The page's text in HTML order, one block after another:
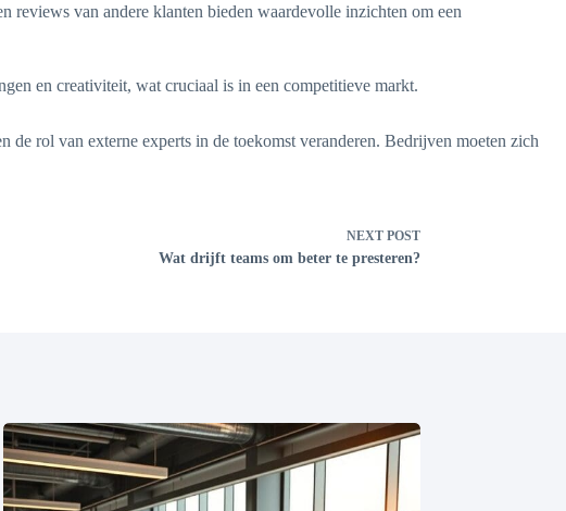
reviews van andere klanten bieden waardevolle inzichten om een
en creativiteit, wat cruciaal is in een competitieve markt.
rol van externe experts in de toekomst veranderen. Bedrijven moeten zich
NEXT POST
Wat drijft teams om beter te presteren?